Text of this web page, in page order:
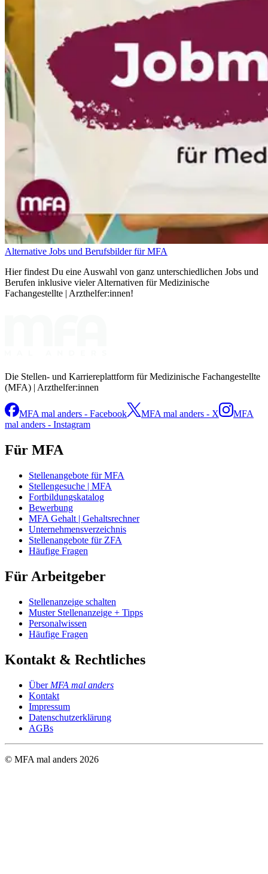
Alternative Jobs und Berufsbilder für MFA
Hier findest Du eine Auswahl von ganz unterschiedlichen Jobs und
Berufen inklusive vieler Alternativen für Medizinische
Fachangestellte | Arzthelfer:innen!
Die Stellen- und Karriereplattform für Medizinische Fachangestellte
(MFA) | Arzthelfer:innen
MFA mal anders - Facebook MFA mal anders - X
MFA
mal anders - Instagram
Für MFA
Stellenangebote für MFA
Stellengesuche | MFA
Fortbildungskatalog
Bewerbung
MFA Gehalt | Gehaltsrechner
Unternehmensverzeichnis
Stellenangebote für ZFA
Häufige Fragen
Für Arbeitgeber
Stellenanzeige schalten
Muster Stellenanzeige + Tipps
Personalwissen
Häufige Fragen
Kontakt & Rechtliches
Über MFA mal anders
Kontakt
Impressum
Datenschutzerklärung
AGBs
© MFA mal anders 2026